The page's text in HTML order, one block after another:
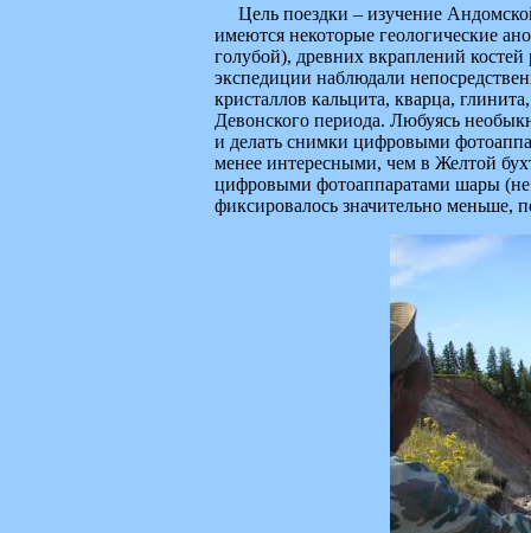
Цель поездки – изучение
имеются некоторые геологические
голубой), древних вкраплений
экспедиции наблюдали
кристаллов кальцита, кварца,
Девонского периода. Любуясь
и делать снимки цифровыми
менее интересными, чем в Желтой
цифровыми фотоаппаратами шары (не
фиксировалось значительно